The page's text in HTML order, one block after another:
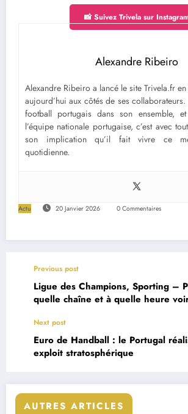
📸 Suivez Trivela sur
Alexandre Ribeiro
Alexandre Ribeiro a lancé le site Trivela.fr
aujourd’hui aux côtés de ses
football portugais dans son ensemble,
l’équipe nationale portugaise, c’est avec
son implication qu’il fait vivre ce
quotidienne.
Actu 20 Janvier 2026 0 Commentaires
Previous post
Ligue des Champions, Sporting –
quelle chaîne et à quelle heure
Next post
Euro de Handball : le Portugal
exploit stratosphérique
AUTRES ARTICLES